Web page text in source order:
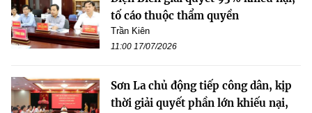
tố cáo thuộc thẩm quyền
Trần Kiên
11:00 17/07/2026
Sơn La chủ động tiếp công dân, kịp
thời giải quyết phần lớn khiếu nại,